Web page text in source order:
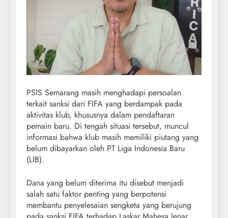
PSIS Semarang masih menghadapi persoalan
terkait sanksi dari FIFA yang berdampak pada
aktivitas klub, khususnya dalam pendaftaran
pemain baru. Di tengah situasi tersebut, muncul
informasi bahwa klub masih memiliki piutang yang
belum dibayarkan oleh PT Liga Indonesia Baru
(LIB).
Dana yang belum diterima itu disebut menjadi
salah satu faktor penting yang berpotensi
membantu penyelesaian sengketa yang berujung